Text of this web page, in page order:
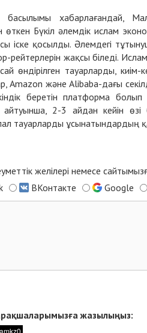
басылымы хабарлағандай,
өткен Бүкіл әлемдік ислам
іске қосылды. Әлемдегі
рейтерлерін жақсы біледі.
өндірілген тауарларды,
Amazon және Alibaba-дағы
беретін платформа
2-3 айдан кейін өзі
тауарларды ұсынатындардың
желілері немесе
ВКонтакте Google
жазылыңыз: